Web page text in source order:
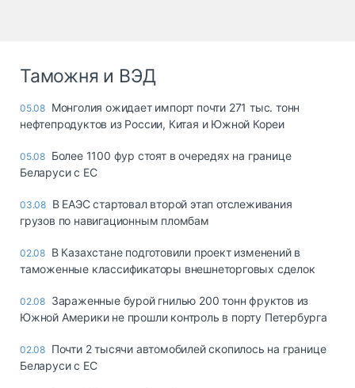
Таможня и ВЭД
05.08 Монголия ожидает импорт почти 271 тыс. тонн
нефтепродуктов из России, Китая и Южной Кореи
05.08 Более 1100 фур стоят в очередях на границе
Беларуси с ЕС
03.08 В ЕАЭС стартовал второй этап отслеживания
грузов по навигационным пломбам
02.08 В Казахстане подготовили проект изменений в
таможенные классификаторы внешнеторговых сделок
02.08 Зараженные бурой гнилью 200 тонн фруктов из
Южной Америки не прошли контроль в порту Петербурга
02.08 Почти 2 тысячи автомобилей скопилось на границе
Беларуси с ЕС